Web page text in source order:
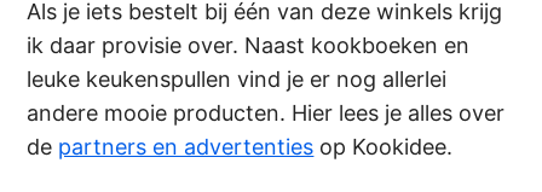
Als je iets bestelt bij één van deze winkels krijg
ik daar provisie over. Naast kookboeken en
leuke keukenspullen vind je er nog allerlei
andere mooie producten. Hier lees je alles over
de partners en advertenties op Kookidee.